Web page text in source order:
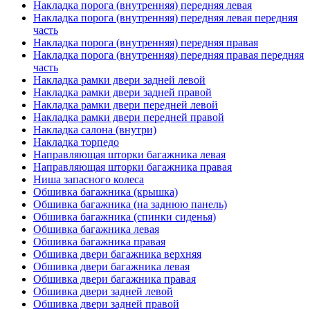
Накладка порога (внутренняя) передняя левая
Накладка порога (внутренняя) передняя левая передняя
часть
Накладка порога (внутренняя) передняя правая
Накладка порога (внутренняя) передняя правая передняя
часть
Накладка рамки двери задней левой
Накладка рамки двери задней правой
Накладка рамки двери передней левой
Накладка рамки двери передней правой
Накладка салона (внутри)
Накладка торпедо
Направляющая шторки багажника левая
Направляющая шторки багажника правая
Ниша запасного колеса
Обшивка багажника (крышка)
Обшивка багажника (на заднюю панель)
Обшивка багажника (спинки сиденья)
Обшивка багажника левая
Обшивка багажника правая
Обшивка двери багажника верхняя
Обшивка двери багажника левая
Обшивка двери багажника правая
Обшивка двери задней левой
Обшивка двери задней правой